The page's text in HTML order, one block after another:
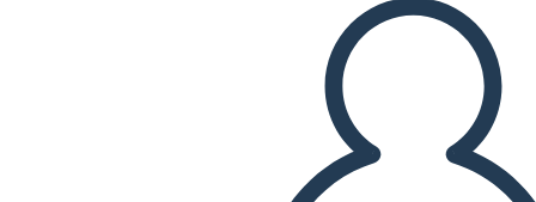
LAVE ET STORYBOARD
AFSPIL DIASSHOW
LÆS FOR MIG